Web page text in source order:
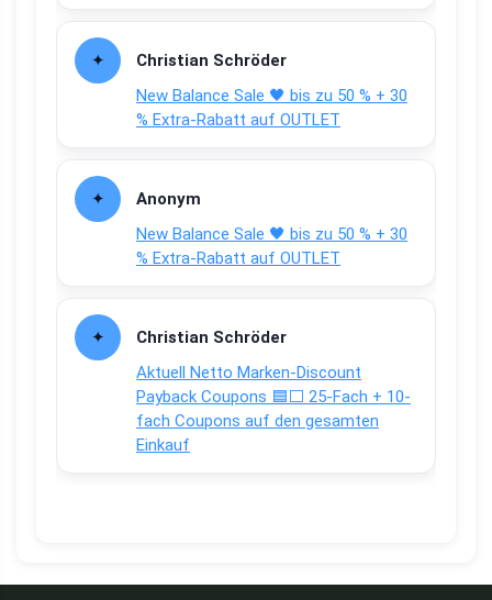
Christian Schröder
New Balance Sale 🖤 bis zu 50 % + 30
% Extra-Rabatt auf OUTLET
Anonym
New Balance Sale 🖤 bis zu 50 % + 30
% Extra-Rabatt auf OUTLET
Christian Schröder
Aktuell Netto Marken-Discount
Payback Coupons 🟦⬜ 25-Fach + 10-
fach Coupons auf den gesamten
Einkauf